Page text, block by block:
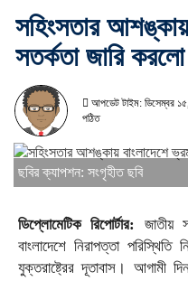
সহিংসতার
সতর্কতা জারি করলো
আপডেট টাইম: ডিসেম্বর
পঠিত
ছবির ক্যাপশন: সংগৃহীত ছবি
ডিপ্লোমেটিক রিপোর্টার:
জাতীয়
বাংলাদেশে নিরাপত্তা পরিস্থিতি
যুক্তরাষ্ট্রের দূতাবাস। আগামী